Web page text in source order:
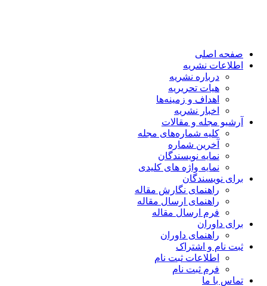
صفحه اصلی
اطلاعات نشریه
درباره نشریه
هیات تحریریه
اهداف و زمینه‌ها
اخبار نشریه
آرشیو مجله و مقالات
کلیه شماره‌های مجله
آخرین شماره
نمایه نویسندگان
نمایه واژه های کلیدی
برای نویسندگان
راهنمای نگارش مقاله
راهنمای ارسال مقاله
فرم ارسال مقاله
برای داوران
راهنمای داوران
ثبت نام و اشتراک
اطلاعات ثبت نام
فرم ثبت نام
تماس با ما